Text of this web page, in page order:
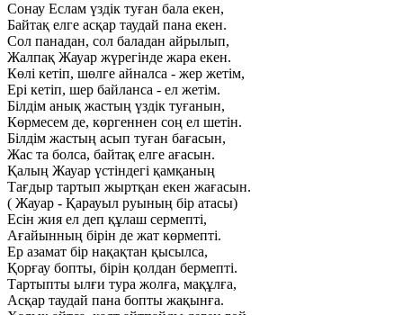
Сонау Еслам үздік туған бала екен,
Байтақ елге асқар таудай пана екен.
Сол панадан, сол баладан айрылып,
Жалпақ Жауар жүрегінде жара екен.
Көлі кетіп, шөлге айналса - жер жетім,
Ері кетіп, шер байланса - ел жетім.
Білдім анық жастың үздік туғанын,
Көрмесем де, көргеннен соң ел шетін.
Білдім жастың асып туған бағасын,
Жас та болса, байтақ елге ағасын.
Қалың Жауар үстіндегі қамқаның
Тағдыр тартып жыртқан екен жағасын.
( Жауар - Қарауыл руының бір атасы)
Есін жия ел деп құлаш сермепті,
Ағайынның бірін де жат көрмепті.
Ер азамат бір нақақтан қысылса,
Қорғау бопты, бірін қолдан бермепті.
Тартыпты ылғи тура жолға, мақұлға,
Асқар таудай пана бопты жақынға.